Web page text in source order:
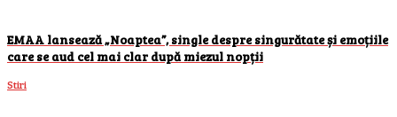
EMAA lansează „Noaptea”, single despre singurătate și emoțiile
care se aud cel mai clar după miezul nopții
Stiri